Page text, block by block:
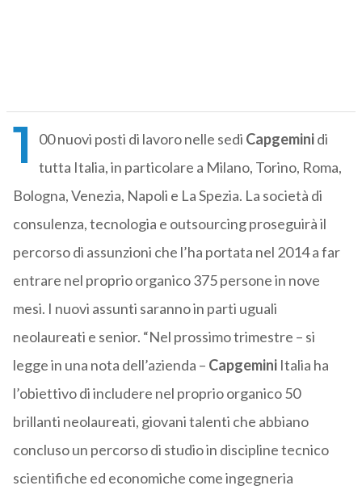
1 00 nuovi posti di lavoro nelle sedi Capgeminidi
tutta Italia, in particolare a Milano, Torino, Roma,
Bologna, Venezia, Napoli e La Spezia. La società di
consulenza, tecnologia e outsourcing proseguirà il
percorso di assunzioni che l’ha portata nel 2014 a far
entrare nel proprio organico 375 persone in nove
mesi. I nuovi assunti saranno in parti uguali
neolaureati e senior. “Nel prossimo trimestre – si
legge in una nota dell’azienda – CapgeminiItalia ha
l’obiettivo di includere nel proprio organico 50
brillanti neolaureati, giovani talenti che abbiano
concluso un percorso di studio in discipline tecnico
scientifiche ed economiche come ingegneria